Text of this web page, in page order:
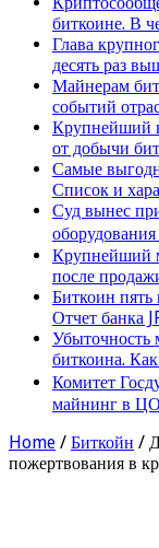
биткоине. В
Глава
десять раз
Майнерам
событий
Крупнейший
от добычи
Самые
Список и
Суд вынес
Крупнейший
после
Биткоин пять
Отчет банка
Убыточность
биткоина.
Комитет
майнинг в
Home / Биткойн /
пожертвования в